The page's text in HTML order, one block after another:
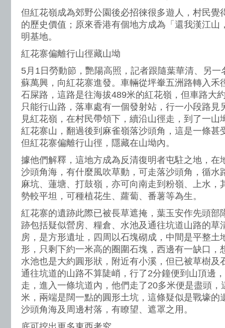
但紅花嶺成為郊野公園後必招徠很多遊人，村民覺
的歷史價值；原來香港有個地方成為「還我漢江山
明基地。
紅花寨偏離行山徑藏山坳
5月1日勞動節，艷陽高照，記者跟隨葉華清、另
蘇萬興，向紅花寨進發。車輛從坪輋五洲路轉入禾
石屎路，這路是往海拔489米的紅花嶺，但車路大
只能行山路，落車處有一個發射站，行一小段路見
見紅花嶺，在村民帶領下，續沿山徑走，到了一山
紅花寨山，翻過後到麻雀嶺落沙頭角，這是一條甚
但紅花寨偏離行山徑，隱藏在山坳內。
據他們解釋，這地方成為反清復明者屯駐之地，在
沙頭角海，有什麼風吹草動，可走落沙頭角，循水
麻坑、蓮塘、打鼓嶺，亦可向南走到粉嶺、上水，
勢較平坦，可種植花生、蘿蔔、番薯等為生。
紅花寨的遺跡此際已被長草遮掩，葉玉安作先頭部
跡包括疑似營房、糧倉、水池及通往坑道山路的草
房，是方形遺址，四周以石塊砌成，中間是平整土
形，只剩下約一米高的圈圍石塊，西邊有一缺口，
水池也是大約圓形狀，附近有小溪，但已被草樹及
通往坑道的山路不算陡峭，行了2分鐘便到山頂邊
走，進入一條坑道內，他們走了20多米便是盡頭，
米，兩端是闊一點的圓形土坑，這條疑似是戰壕的
沙頭角海及周邊村落，有瞭望、遮罩之用。